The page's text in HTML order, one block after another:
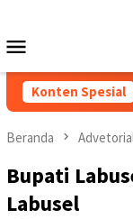
konten
Mobile
Konten Spesial
HUT RI KE-81,
Beranda
Bupati
Labusel